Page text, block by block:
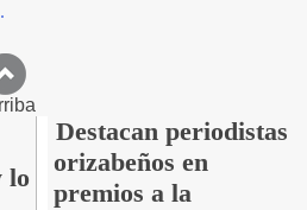
lo
Destacan periodistas
orizabeños en
premios a la